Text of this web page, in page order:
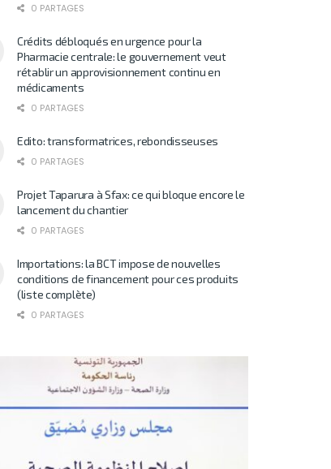
0 PARTAGES
Crédits débloqués en urgence pour la
Pharmacie centrale: le gouvernement veut
rétablir un approvisionnement continu en
médicaments
0 PARTAGES
Edito: transformatrices, rebondisseuses
0 PARTAGES
Projet Taparura à Sfax: ce qui bloque encore le
lancement du chantier
0 PARTAGES
Importations: la BCT impose de nouvelles
conditions de financement pour ces produits
(liste complète)
0 PARTAGES